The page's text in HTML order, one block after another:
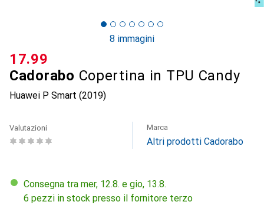
8 immagini
Cadorabo Copertina in TPU Candy
Huawei P Smart (2019)
CHF
17.99
Valutazioni Marca
Altri prodotti Cadorabo
Consegna tra mer, 12.8. e gio, 13.8.
6 pezzi in stock presso il fornitore terzo